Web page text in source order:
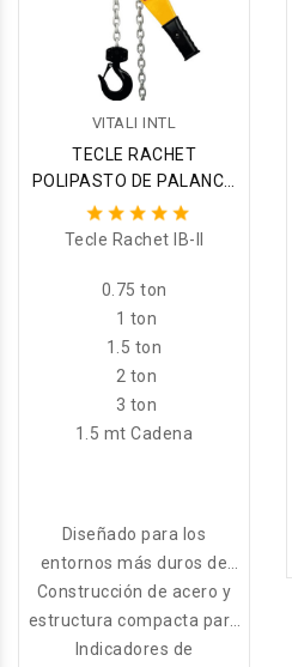
VITALI INTL
TECLE RACHET
POLIPASTO DE PALANCA
VITALI
Tecle Rachet IB-II
0.75 ton
1 ton
1.5 ton
2 ton
3 ton
1.5 mt Cadena
Diseñado para los
entornos más duros de
trabajo y operaciones más
exigentes.
Construcción de acero y
estructura compacta para
aprovechar la altura al
Indicadores de